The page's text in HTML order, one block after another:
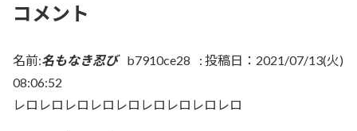
コメント
名前:名もなき忍び b7910ce28 : 投稿日：2021/07/13(火)
08:06:52
レロレロレロレロレロレロレロレロレロ